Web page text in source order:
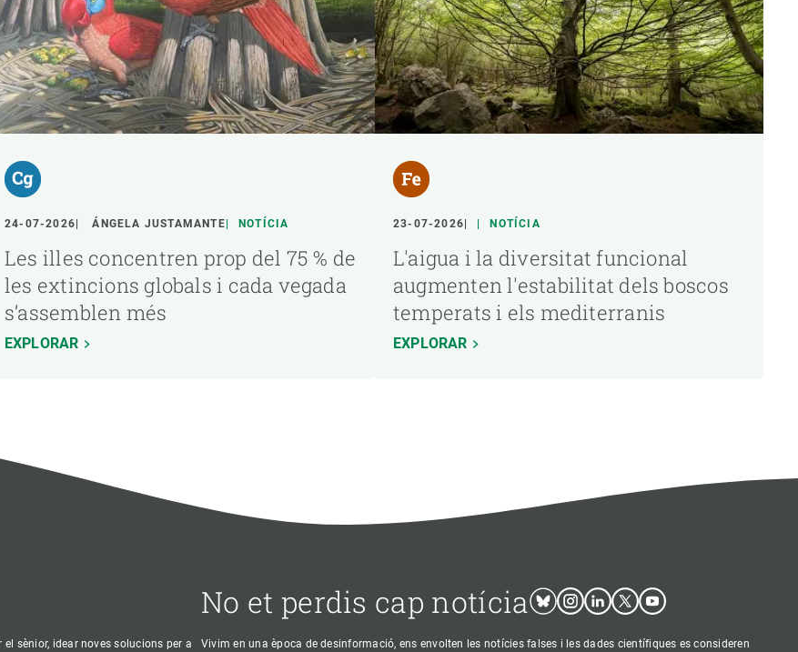
24-07-2026 ÁNGELA JUSTAMANTE NOTÍCIA
Les illes concentren prop del 75 % de
les extincions globals i cada vegada
s’assemblen més
EXPLORAR
23-07-2026 NOTÍCIA
L'aigua i la diversitat funcional
augmenten l'estabilitat dels boscos
temperats i els mediterranis
EXPLORAR
sènior, idear noves solucions per a
No et perdis cap notícia BlueskyInstagram
LinkedinTwitterYoutube
Vivim en una època de desinformació, ens envolten les notícies falses i les dades científiques es consideren